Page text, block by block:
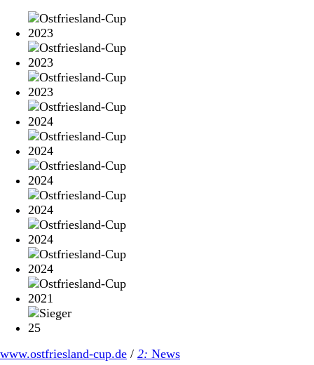
www.ostfriesland-cup.de / 2: News